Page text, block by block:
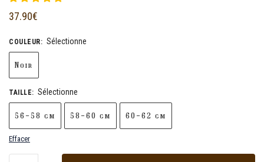
37.90€
COULEUR: Sélectionne
Noir
TAILLE: Sélectionne
56-58 cm 58-60 cm 60-62 cm
Effacer